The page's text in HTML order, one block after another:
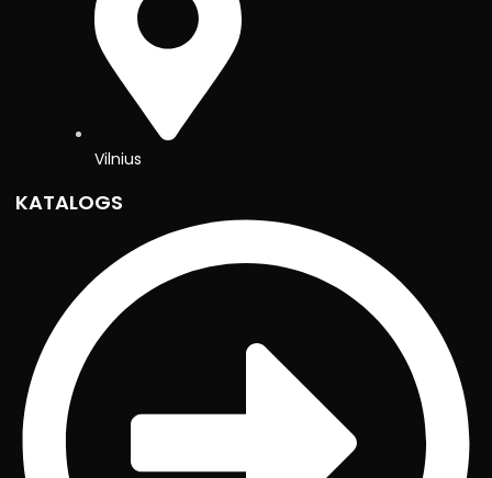
Vilnius
KATALOGS